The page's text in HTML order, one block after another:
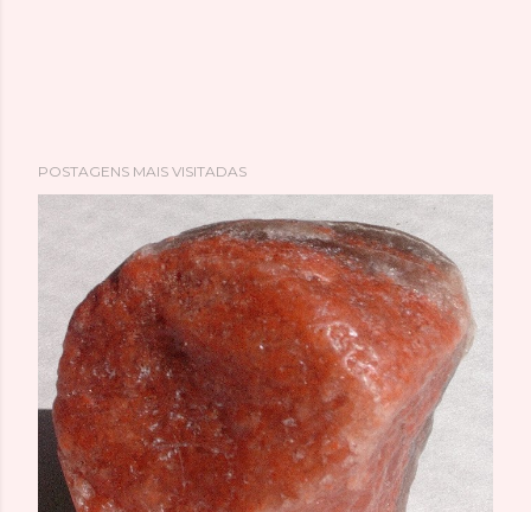
POSTAGENS MAIS VISITADAS